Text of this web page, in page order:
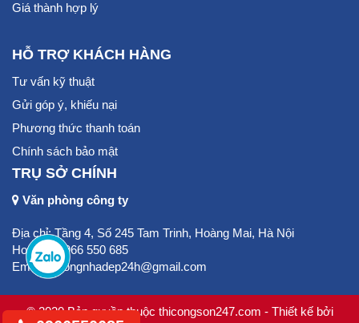
Giá thành hợp lý
HỖ TRỢ KHÁCH HÀNG
Tư vấn kỹ thuật
Gửi góp ý, khiếu nại
Phương thức thanh toán
Chính sách bảo mật
TRỤ SỞ CHÍNH
Văn phòng công ty
Địa chỉ: Tầng 4, Số 245 Tam Trinh, Hoàng Mai, Hà Nội
Hotline: 0966 550 685
Email:thicongnhadep24h@gmail.com
© 2020 Bản quyền thuộc thicongson247.com - Thiết kế bởi